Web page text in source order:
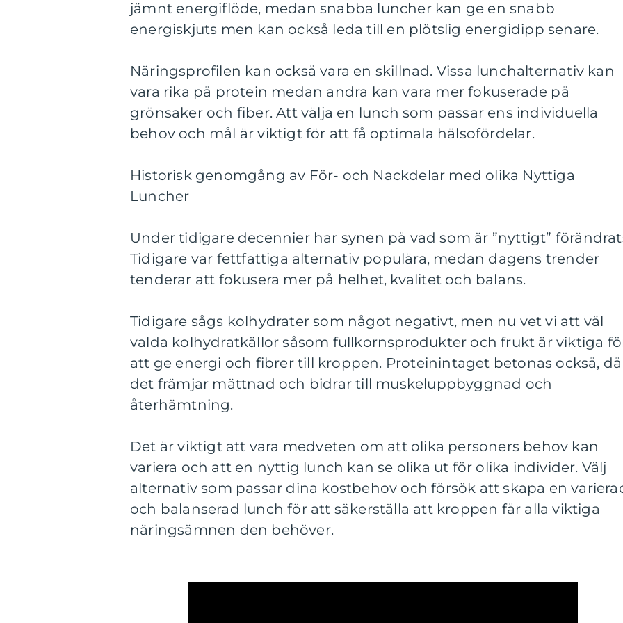
jämnt energiflöde, medan snabba luncher kan ge en snabb
energiskjuts men kan också leda till en plötslig energidipp senare.
Näringsprofilen kan också vara en skillnad. Vissa lunchalternativ kan
vara rika på protein medan andra kan vara mer fokuserade på
grönsaker och fiber. Att välja en lunch som passar ens individuella
behov och mål är viktigt för att få optimala hälsofördelar.
Historisk genomgång av För- och Nackdelar med olika Nyttiga
Luncher
Under tidigare decennier har synen på vad som är ”nyttigt”
Tidigare var fettfattiga alternativ populära, medan dagens trender
tenderar att fokusera mer på helhet, kvalitet och balans.
Tidigare sågs kolhydrater som något negativt, men nu vet vi att väl
valda kolhydratkällor såsom fullkornsprodukter och frukt är viktiga
att ge energi och fibrer till kroppen. Proteinintaget betonas också, då
det främjar mättnad och bidrar till muskeluppbyggnad och
återhämtning.
Det är viktigt att vara medveten om att olika personers behov kan
variera och att en nyttig lunch kan se olika ut för olika individer. Välj
alternativ som passar dina kostbehov och försök att skapa en
och balanserad lunch för att säkerställa att kroppen får alla viktiga
näringsämnen den behöver.